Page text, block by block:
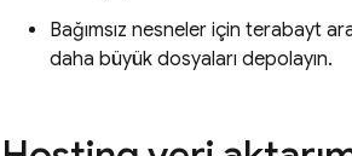
Bağımsız nesneler için terabayt
daha büyük dosyaları depolayın.